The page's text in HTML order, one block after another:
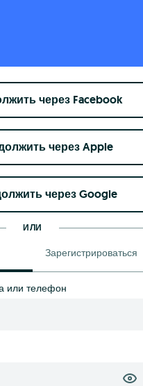
через Facebook
через Apple
через Google
ИЛИ
Зарегистрироваться
или телефон